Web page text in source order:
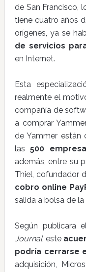
de San Francisco,
tiene cuatro años
orígenes, ya se
de servicios
en Internet.
Esta
realmente el
compañía de
a comprar
de Yammer están
las500
además, entre su
Thiel, cofundador
cobro online
salida a bolsa de
Según publicara
Journal, este
podría cerrarse
adquisición,